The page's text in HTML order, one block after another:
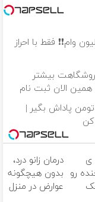
شد
دود شد
برام
برات
مامان
برسم
چشامیا
میلیون وام❗❗ فقط با احراز
بیشتر
الان ثبت نام
تومن پاداش بگیر |
ی
رو
درمان زانو درد،
بدون هیچگونه
عوارض در منزل